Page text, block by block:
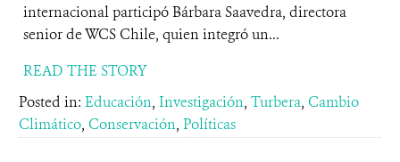
internacional participó Bárbara Saavedra, directora
senior de WCS Chile, quien integró un...
READ THE STORY
Posted in: Educación, Investigación, Turbera, Cambio
Climático, Conservación, Políticas